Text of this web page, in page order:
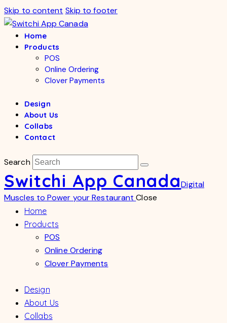
Skip to content Skip to footer
Home
Products
POS
Online Ordering
Clover Payments
Design
About Us
Collabs
Contact
Search
Switchi App CanadaDigital
Muscles to Power your Restaurant Close
Home
Products
POS
Online Ordering
Clover Payments
Design
About Us
Collabs